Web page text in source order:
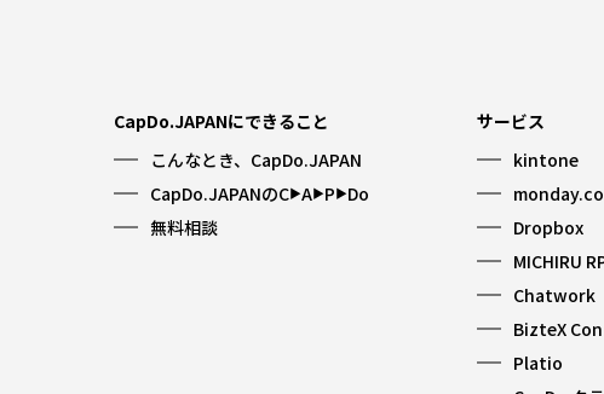
CapDo.JAPANにできること
こんなとき、CapDo.JAPAN
CapDo.JAPANのC▶︎A▶︎P▶︎Do
無料相談
サービス
kintone
Dropbox
MICHIRU
Chatwork
BizteX
Platio